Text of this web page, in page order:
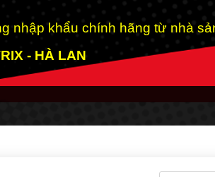
nhập khẩu chính hãng từ nhà
- HÀ LAN